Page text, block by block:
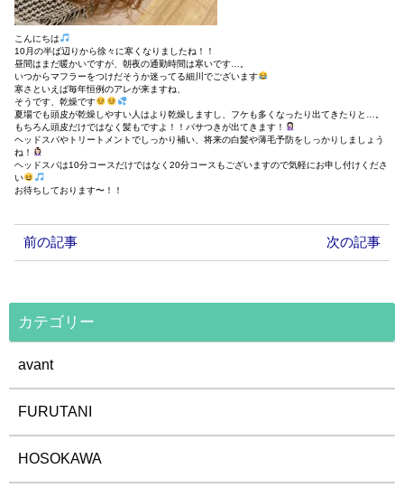
こんにちは
10月の半ば辺りから徐々に寒くなりましたね！！
昼間はまだ暖かいですが、朝夜の通勤時間は寒いです…。
いつからマフラーをつけだそうか迷ってる細川でございます
寒さといえば毎年恒例のアレが来ますね、
そうです、乾燥です
夏場でも頭皮が乾燥しやすい人はより乾燥しますし、フケも多くなったり出てきたりと…。
もちろん頭皮だけではなく髪もですよ！！パサつきが出てきます！
ヘッドスパやトリートメントでしっかり補い、将来の白髪や薄毛予防をしっかりしましょう
ね！
ヘッドスパは10分コースだけではなく20分コースもございますので気軽にお申し付けくださ
い
お待ちしております〜！！
前の記事 次の記事
カテゴリー
avant
FURUTANI
HOSOKAWA